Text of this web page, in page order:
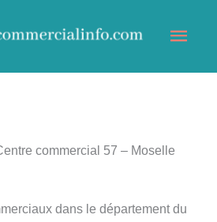
commercial 57 – Moselle
dans le département du